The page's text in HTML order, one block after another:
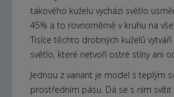
takového kuželu vychází světlo
45% a to rovnoměrně v kruhu na
Tisíce těchto drobných kuželů
světlo, které netvoří ostré stíny ani
Jednou z variant je model s teplým
prostředním pásu. Dá se s ním svítit